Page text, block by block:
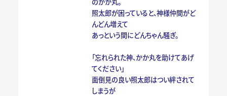
照太郎が困っていると、神様仲間がど
んどん増えて
あっという間にどんちゃん騒ぎ。
「忘れられた神、かか丸を助けてあげ
てください」
面倒見の良い照太郎はつい絆されて
しまうが